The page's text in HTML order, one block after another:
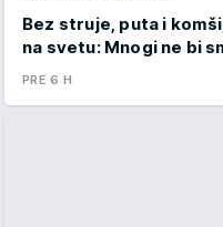
Bez struje, puta i
na svetu: Mnogi ne bi
PRE 6 H